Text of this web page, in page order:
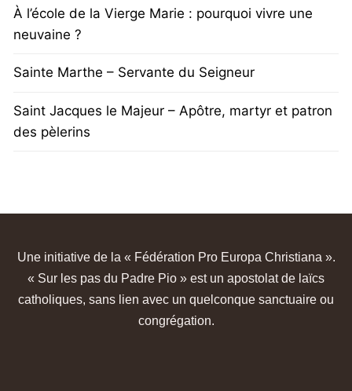
À l’école de la Vierge Marie : pourquoi vivre une
neuvaine ?
Sainte Marthe – Servante du Seigneur
Saint Jacques le Majeur – Apôtre, martyr et patron
des pèlerins
Une initiative de la « Fédération Pro Europa Christiana ».
« Sur les pas du Padre Pio » est un apostolat de laïcs
catholiques, sans lien avec un quelconque sanctuaire ou
congrégation.